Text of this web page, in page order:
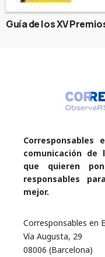
Guía de los XV
comunicación de
que quieren
responsables
mejor.
Corresponsables en
Vía Augusta, 29
08006 (Barcelona)